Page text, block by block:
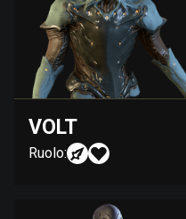
VOLT
Ruolo: